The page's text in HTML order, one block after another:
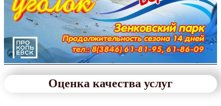
Оценка качества услуг